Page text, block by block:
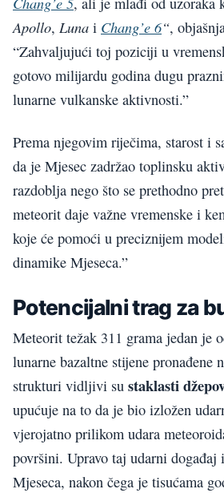
Apollo, Luna i Chang’e 6“,
“Zahvaljujući toj poziciji u
gotovo milijardu godina dugu
lunarne vulkanske aktivnosti.”
Prema njegovim riječima, starost i
da je Mjesec zadržao toplinsku
razdoblja nego što se prethodno
meteorit daje važne vremenske i
koje će pomoći u preciznijem
dinamike Mjeseca.”
Potencijalni trag za
Meteorit težak 311 grama jedan je
lunarne bazaltne stijene pronađene
strukturi vidljivi su staklasti
upućuje na to da je bio izložen
vjerojatno prilikom udara
površini. Upravo taj udarni događaj
Mjeseca, nakon čega je tisućama